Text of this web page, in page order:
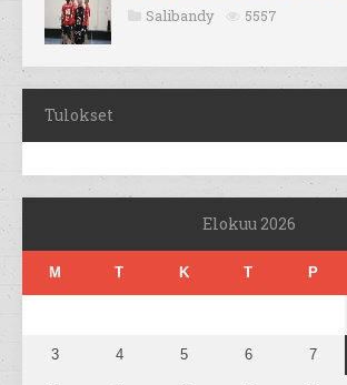
Salibandy 5557
Tulokset
Elokuu 2026
M T K T P
3 4 5 6 7